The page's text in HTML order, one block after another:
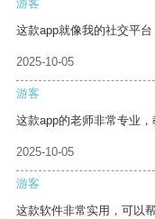
游客
这款app就像我的社交平
2025-10-05
游客
这款app的老师非常专业
2025-10-05
游客
这款软件非常实用，可以